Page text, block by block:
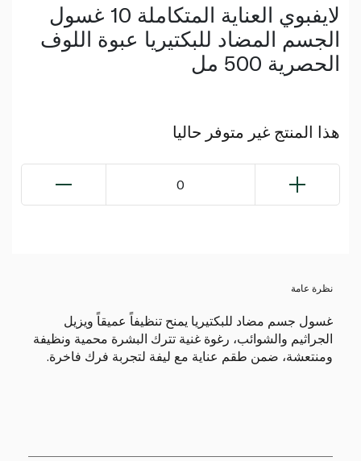
لايفبوي العناية المتكاملة 10 غسول
الجسم المضاد للبكتيريا عبوة اللوف
الحصرية 500 مل
هذا المنتج غير متوفر حاليا
0
نظرة عامة
غسول جسم مضاد للبكتيريا يمنح تنظيفاً عميقاً ويزيل
الجراثيم والشوائب، رغوة غنية تترك البشرة محمية ونظيفة
ومنتعشة، ضمن طقم عناية مع ليفة لتجربة فرك فاخرة.